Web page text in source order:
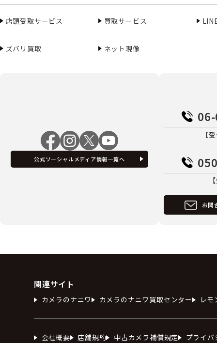
店頭受取サービス 買取サービス
ズバリ買取 ネット現像
公式ソーシャルメディア情報一覧へ
【
お問
関連サイト
カメラのナニワ カメラのナニワ買取センター レモ
会社概要 店舗規約 中古カメラ補償規定 プライ